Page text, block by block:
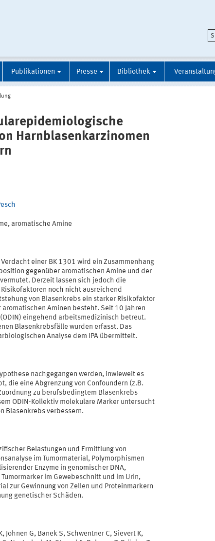
Publikationen Presse Bibliothek
Harnblasenkarzinomen
aromatische Amine
einer BK 1301 wird ein Zusammenhang
gegenüber aromatischen Amine und der
Derzeit lassen sich jedoch die
noch nicht ausreichend
von Blasenkrebs ein starker Risikofaktor
Aminen besteht. Seit 10 Jahren
eingehend arbeitsmedizinisch betreut.
Blasenkrebsfälle wurden erfasst. Das
Analyse dem IPA übermittelt.
nachgegangen werden, inwieweit es
die eine Abgrenzung von Confoundern (z.B.
zu berufsbedingtem Blasenkrebs
ODIN-Kollektiv molekulare Marker untersucht
Blasenkrebs verbessern.
Belastungen und Ermittlung von
im Tumormaterial, Polymorphismen
Enzyme in genomischer DNA,
im Gewebeschnitt und im Urin,
zur Gewinnung von Zellen und Proteinmarkern
genetischer Schäden.
Johnen G, Banek S, Schwentner C, Sievert K,